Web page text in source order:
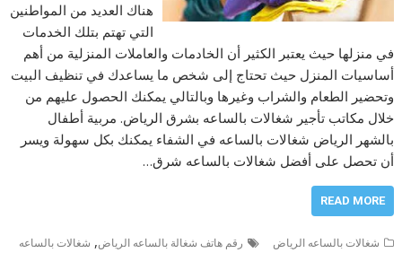
هناك العديد من المواطنين
التي تهتم بتلك الخدمات
في منزلها حيث يعتبر الكثير أن الخادمات والعاملات المنزلية من أهم
أساسيات المنزل حيث تحتاج إلى شخص ما يساعدك في تنظيف البيت
وتحضير الطعام والشراب وغيرها وبالتالي يمكنك الحصول عليهم من
خلال مكاتب تأجير شغالات بالساعه بشرق الرياض. مربية أطفال
بالشهر الرياض شغالات بالساعه في الشفاء يمكنك بكل سهولة ويسر
أن تحصل على أفضل شغالات بالساعه شرق…
READ MORE
شغالات بالساعه الرياض رقم هاتف شغالة بالساعه الرياض, شغالات بالساعه